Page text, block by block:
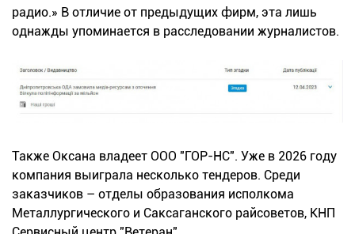
радио.» В отличие от предыдущих фирм, эта лишь
однажды упоминается в расследовании журналистов.
Также Оксана владеет ООО "ГОР-НС". Уже в 2026 году
компания выиграла несколько тендеров. Среди
заказчиков – отделы образования исполкома
Металлургического и Саксаганского райсоветов, КНП